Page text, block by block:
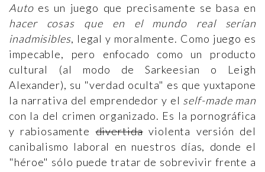
Auto es un juego que precisamente se basa en
hacer cosas que en el mundo real serían
inadmisibles, legal y moralmente. Como juego es
impecable, pero enfocado como un producto
cultural (al modo de Sarkeesian o Leigh
Alexander), su "verdad oculta" es que yuxtapone
la narrativa del emprendedor y el self-made man
con la del crimen organizado. Es la pornográfica
y rabiosamentedivertidaviolenta versión del
canibalismo laboral en nuestros días, donde el
"héroe" sólo puede tratar de sobrevivir frente a